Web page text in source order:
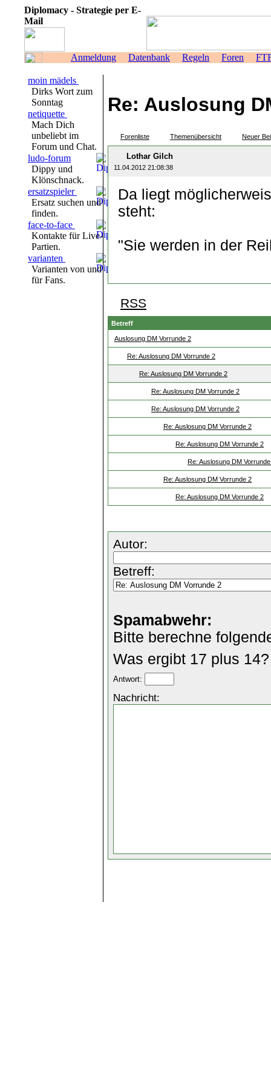
Diplomacy - Strategie per E-
Mail
Anmeldung Datenbank Regeln Foren
moin mädels
Dirks Wort zum
Sonntag
netiquette
Mach Dich
unbeliebt im
Forum und Chat.
ludo-forum
Dippy und
Klönschnack.
ersatzspieler
Ersatz suchen und
finden.
face-to-face
Kontakte für Live-
Partien.
varianten
Varianten von und
für Fans.
Re: Auslosung
Forenliste Themenübersicht Neuer
Lothar Gilch
11.04.2012 21:08:38
Da liegt
steht:
"Sie werden in der
RSS
Betreff
Auslosung DM Vorrunde 2
Re: Auslosung DM Vorrunde 2
Re: Auslosung DM Vorrunde 2
Re: Auslosung DM Vorrunde 2
Re: Auslosung DM Vorrunde 2
Re: Auslosung DM Vorrunde 2
Re: Auslosung DM Vorrunde 2
Re: Auslosung DM
Re: Auslosung DM Vorrunde 2
Re: Auslosung DM Vorrunde 2
Autor:
Betreff:
Spamabwehr:
Bitte berechne
Was ergibt 17 plus 14?
Antwort:
Nachricht: